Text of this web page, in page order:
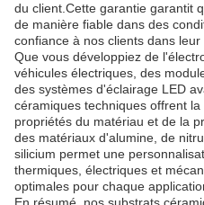
du client.Cette garantie garantit
de manière fiable dans des
confiance à nos clients dans leur
Que vous développiez de
véhicules électriques, des
des systèmes d'éclairage LED
céramiques techniques offrent
propriétés du matériau et de la
des matériaux d'alumine, de
silicium permet une
thermiques, électriques et
optimales pour chaque